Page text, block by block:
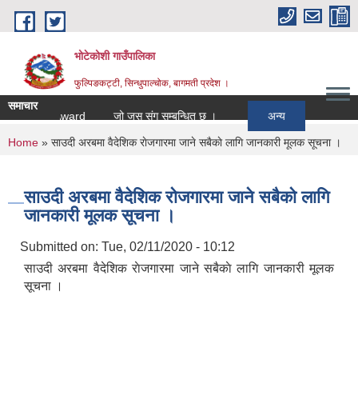
Skip to main content
भोटेकोशी गाउँपालिका
फुल्पिङकट्टी, सिन्धुपाल्चोक, बागमती प्रदेश ।
समाचार
to Award
जो जस संग सम्बन्धित छ ।
You are here
Home » साउदी अरबमा वैदेशिक राेजगारमा जाने सबैकाे लागि जानकारी मूलक सूचना ।
साउदी अरबमा वैदेशिक राेजगारमा जाने सबैकाे लागि
जानकारी मूलक सूचना ।
Submitted on: Tue, 02/11/2020 - 10:12
साउदी अरबमा वैदेशिक राेजगारमा जाने सबैकाे लागि जानकारी मूलक
सूचना ।